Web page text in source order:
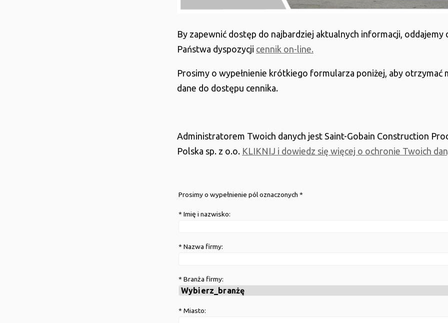
By zapewnić dostęp do najbardziej aktualnych informacji, oddajemy
Państwa dyspozycji cennik on-line.
Prosimy o wypełnienie krótkiego formularza poniżej, aby otrzymać
dane do dostępu cennika.
Administratorem Twoich danych jest Saint-Gobain Construction
Polska sp. z o.o. KLIKNIJ i dowiedz się więcej o ochronie Twoich
Prosimy o wypełnienie pól oznaczonych *
* Imię i nazwisko:
* Nazwa firmy:
* Branża firmy:
* Miasto: